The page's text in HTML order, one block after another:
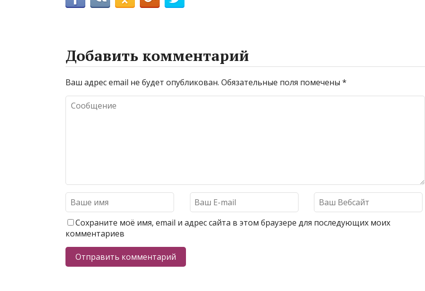
Добавить комментарий
Ваш адрес email не будет опубликован. Обязательные поля помечены *
Сохраните моё имя, email и адрес сайта в этом браузере для последующих моих
комментариев